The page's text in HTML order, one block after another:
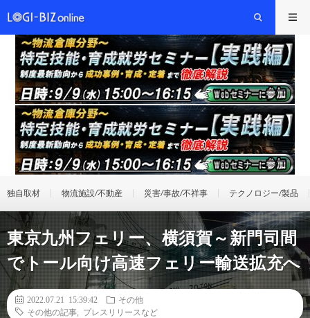
独自取材 物流施設/不動産 災害/事故/不祥事 テクノロジー/製品
東京九州フェリー、横須賀～新門司間
でトール向け高速フェリー輸送拡充へ
2022.07.21 15:39:42
その他
その他の記事
プレスリリースなど